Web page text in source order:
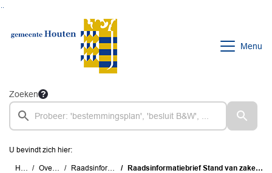
Menu
Zoeken
U bevindt zich hier:
Home Overzichten Raadsinformatiebrieven Raadsinformatiebrief Stand van zaken opvang vluchtelingen Oekraïne